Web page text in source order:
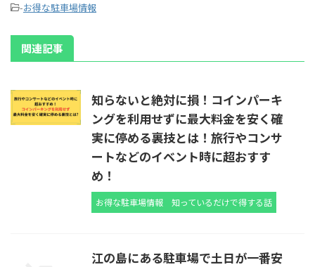
-お得な駐車場情報
関連記事
知らないと絶対に損！コインパーキ
ングを利用せずに最大料金を安く確
実に停める裏技とは！旅行やコンサ
ートなどのイベント時に超おすす
め！
お得な駐車場情報 知っているだけで得する話
江の島にある駐車場で土日が一番安